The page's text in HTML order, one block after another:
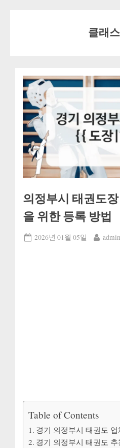
클래
의정부시 태권도
을 위한 등록 방법
Posted
2026년 01월 05일 By
admin
Table of Contents
경기 의정부시 태권도 업
경기 의정부시 태권도